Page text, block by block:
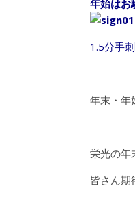
年始はお
1.5分手
年末・年
栄光の年
皆さん期